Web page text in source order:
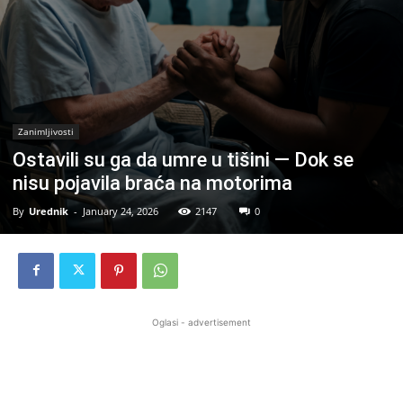
Zanimljivosti
Ostavili su ga da umre u tišini — Dok se
nisu pojavila braća na motorima
By Urednik - January 24, 2026 2147 0
Oglasi - advertisement